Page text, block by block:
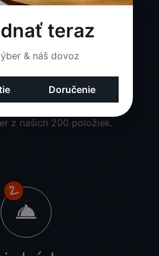
Výber
z našich 200 položiek.